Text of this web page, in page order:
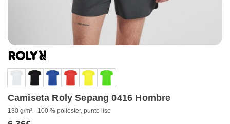
Camiseta Roly Sepang 0416 Hombre
130 g/m² - 100 % poliéster, punto liso